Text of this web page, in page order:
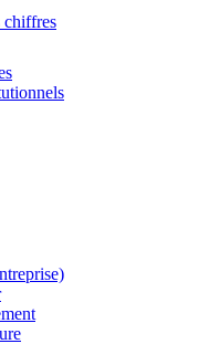
chiffres